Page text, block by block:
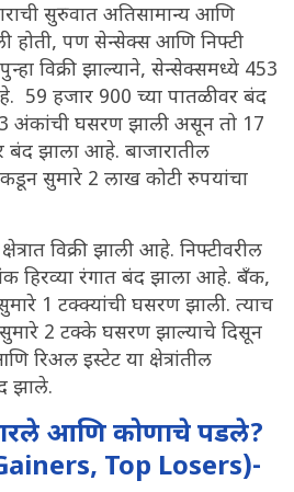
सुरुवात अतिसामान्य आणि
होती, पण सेन्सेक्स आणि निफ्टी
विक्री झाल्याने, सेन्सेक्समध्ये 453
59 हजार 900 च्या पातळीवर बंद
अंकांची घसरण झाली असून तो 17
बंद झाला आहे. बाजारातील
सुमारे 2 लाख कोटी रुपयांचा
विक्री झाली आहे. निफ्टीवरील
हिरव्या रंगात बंद झाला आहे. बँक,
सुमारे 1 टक्क्यांची घसरण झाली. त्याच
2 टक्के घसरण झाल्याचे दिसून
रिअल इस्टेट या क्षेत्रांतील
झाले.
आणि कोणाचे पडले?
Top Losers)-